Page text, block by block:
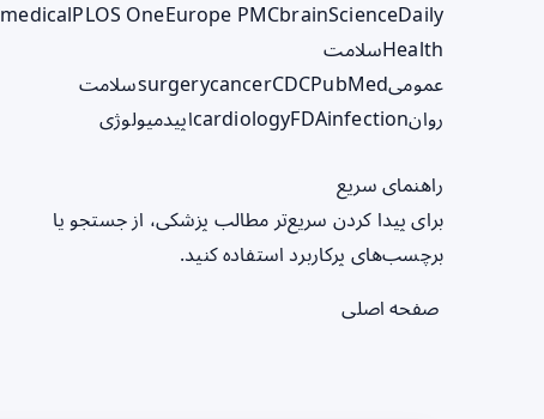
medicalPLOS OneEurope PMCbrainScienceDaily
Healthسلامت
عمومی
surgerycancerCDCPubMed
سلامت
روان
cardiologyFDAinfection اپیدمیولوژی
راهنمای سریع
برای پیدا کردن سریع‌تر مطالب پزشکی، از جستجو یا
برچسب‌های پرکاربرد استفاده کنید.
صفحه اصلی